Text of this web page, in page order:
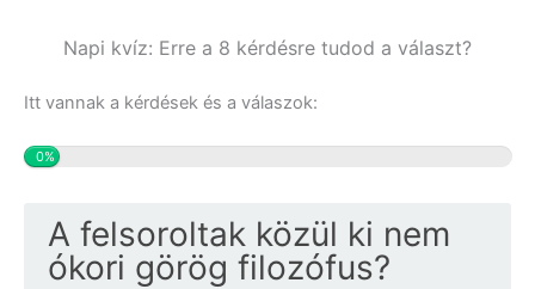
Napi kvíz: Erre a 8 kérdésre tudod a választ?
Itt vannak a kérdések és a válaszok:
0%
A felsoroltak közül ki nem
ókori görög filozófus?